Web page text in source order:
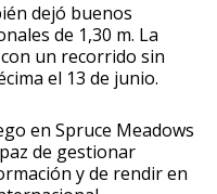
dejó buenos
de 1,30 m. La
un recorrido sin
el 13 de junio.
en Spruce Meadows
de gestionar
y de rendir en